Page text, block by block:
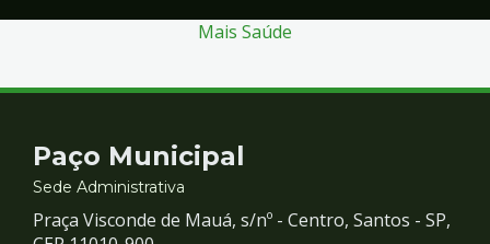
Mais Saúde
Contato
e
Paço Municipal
Sede Administrativa
Praça Visconde de Mauá, s/nº - Centro, Santos - SP,